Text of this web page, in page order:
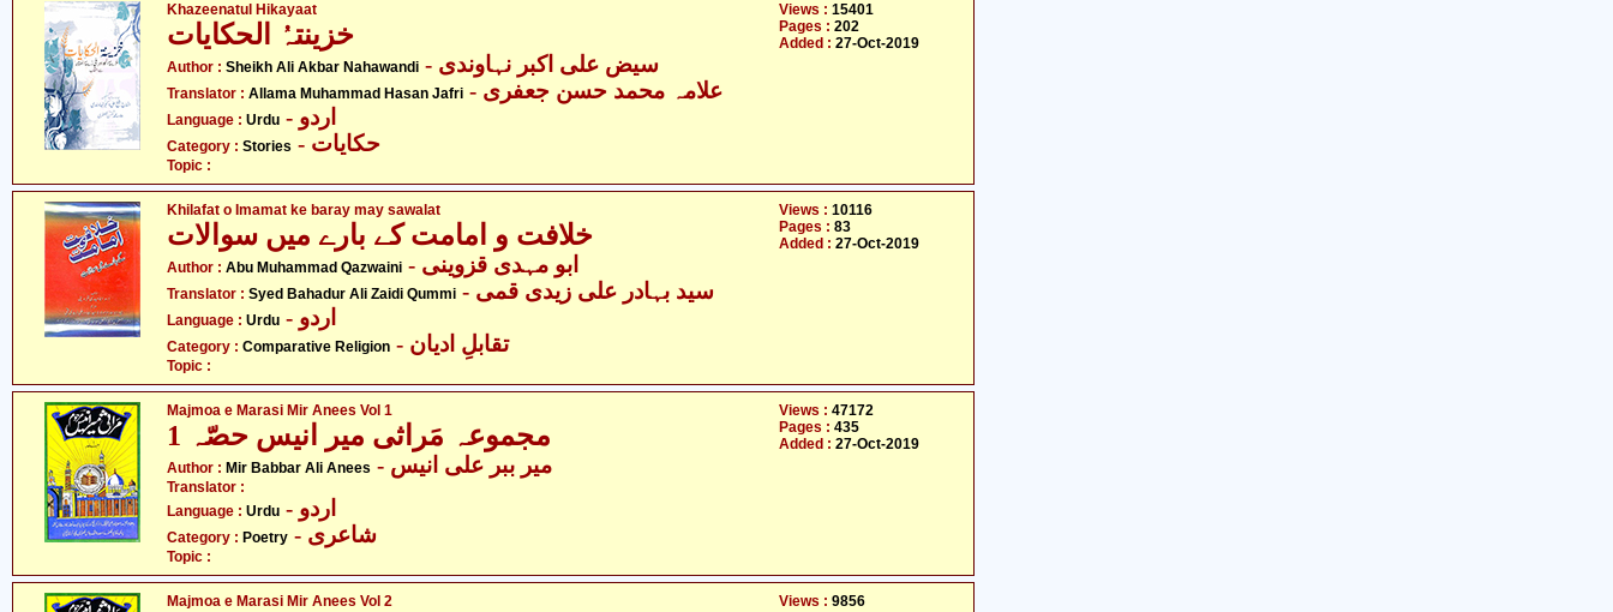
Khazeenatul Hikayaat
خزینتہُ الحکایات
Author : Sheikh Ali Akbar Nahawandi - سیض علی اکبر نہاوندی
Translator : Allama Muhammad Hasan Jafri - علامہ محمد حسن جعفری
Language : Urdu - اردو
Category : Stories - حکایات
Topic :
Views : 15401
Pages : 202
Added : 27-Oct-2019
Khilafat o Imamat ke baray may sawalat
خلافت و امامت کے بارے میں سوالات
Author : Abu Muhammad Qazwaini - ابو مہدی قزوینی
Translator : Syed Bahadur Ali Zaidi Qummi - سید بہادر علی زیدی قمی
Language : Urdu - اردو
Category : Comparative Religion - تقابلِ ادیان
Topic :
Views : 10116
Pages : 83
Added : 27-Oct-2019
Majmoa e Marasi Mir Anees Vol 1
مجموعہ مَراثی میر انیس حصّہ 1
Author : Mir Babbar Ali Anees - میر ببر علی انیس
Translator :
Language : Urdu - اردو
Category : Poetry - شاعری
Topic :
Views : 47172
Pages : 435
Added : 27-Oct-2019
Majmoa e Marasi Mir Anees Vol 2 Views : 9856